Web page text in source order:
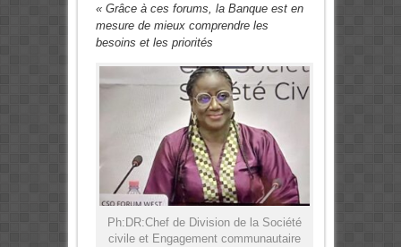
« Grâce à ces forums, la Banque est en
mesure de mieux comprendre les
besoins et les priorités
Ph:DR:Chef de Division de la Société
civile et Engagement communautaire